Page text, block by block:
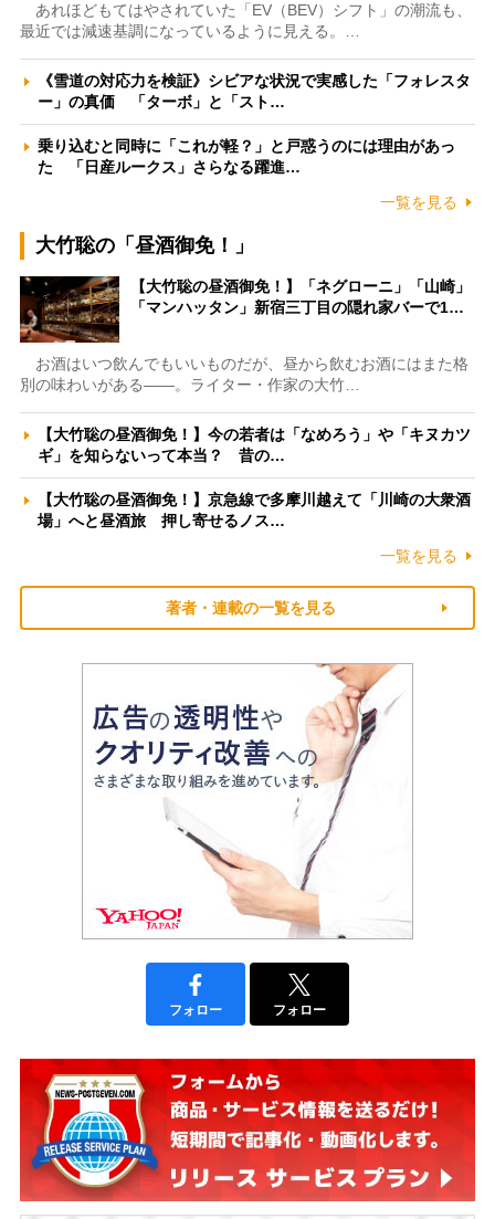
あれほどもてはやされていた「EV（BEV）シフト」の潮流も、
最近では減速基調になっているように見える。…
《雪道の対応力を検証》シビアな状況で実感した「フォレスタ
ー」の真価 「ターボ」と「スト…
乗り込むと同時に「これが軽？」と戸惑うのには理由があっ
た 「日産ルークス」さらなる躍進…
一覧を見る
大竹聡の「昼酒御免！」
【大竹聡の昼酒御免！】「ネグローニ」「山崎」
「マンハッタン」新宿三丁目の隠れ家バーで1…
お酒はいつ飲んでもいいものだが、昼から飲むお酒にはまた格
別の味わいがある――。ライター・作家の大竹…
【大竹聡の昼酒御免！】今の若者は「なめろう」や「キヌカツ
ギ」を知らないって本当？ 昔の…
【大竹聡の昼酒御免！】京急線で多摩川越えて「川崎の大衆酒
場」へと昼酒旅 押し寄せるノス…
一覧を見る
著者・連載の一覧を見る
フォロー フォロー